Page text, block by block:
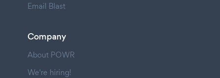
Email Blast
Company
About POWR
We're hiring!